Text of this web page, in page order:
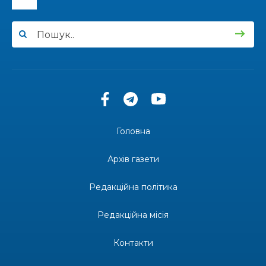
13:33
30 лип
«Дві музи» у Рівному: свято краси, мистецтва
Одна з найяскравіших постатей Бахмута –
професійним святом
Головна
Архів газети
Редакційна політика
Редакційна місія
Контакти